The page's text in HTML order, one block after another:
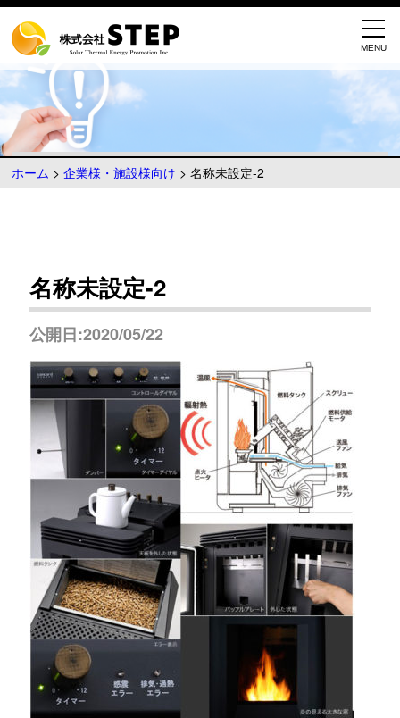
ホーム >企業様・施設様向け >名称未設定-2
名称未設定-2
公開日:2020/05/22